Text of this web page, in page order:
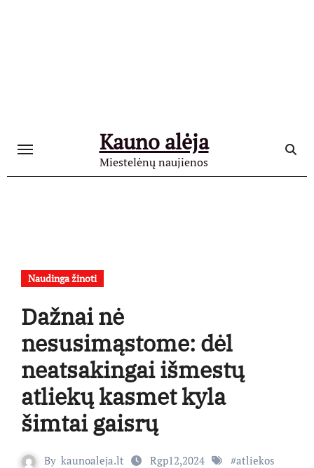
Kauno alėja
Miestelėnų naujienos
Naudinga žinoti
Dažnai nė
nesusimąstome: dėl
neatsakingai išmestų
atliekų kasmet kyla
šimtai gaisrų
By kaunoaleja.lt Rgp12,2024 #atliekos